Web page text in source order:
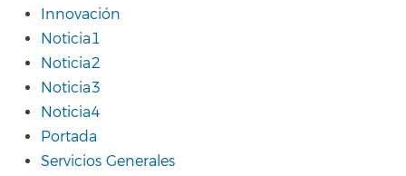
Innovación
Noticia1
Noticia2
Noticia3
Noticia4
Portada
Servicios Generales